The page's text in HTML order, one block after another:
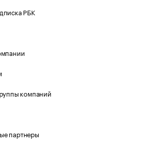
РБК
компаний
партнеры